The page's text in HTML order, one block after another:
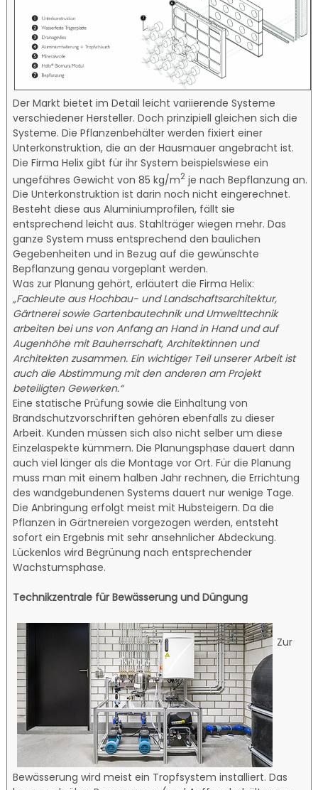
Der Markt bietet im Detail leicht variierende Systeme
verschiedener Hersteller. Doch prinzipiell gleichen sich die
Systeme. Die Pflanzenbehälter werden fixiert einer
Unterkonstruktion, die an der Hausmauer angebracht ist.
Die Firma Helix gibt für ihr System beispielswiese ein
ungefähres Gewicht von 85 kg/m2 je nach Bepflanzung an.
Die Unterkonstruktion ist darin noch nicht eingerechnet.
Besteht diese aus Aluminiumprofilen, fällt sie
entsprechend leicht aus. Stahlträger wiegen mehr. Das
ganze System muss entsprechend den baulichen
Gegebenheiten und in Bezug auf die gewünschte
Bepflanzung genau vorgeplant werden.
Was zur Planung gehört, erläutert die Firma Helix:
„Fachleute aus Hochbau- und Landschaftsarchitektur,
Gärtnerei sowie Gartenbautechnik und Umwelttechnik
arbeiten bei uns von Anfang an Hand in Hand und auf
Augenhöhe mit Bauherrschaft, Architektinnen und
Architekten zusammen. Ein wichtiger Teil unserer Arbeit ist
auch die Abstimmung mit den anderen am Projekt
beteiligten Gewerken.“
Eine statische Prüfung sowie die Einhaltung von
Brandschutzvorschriften gehören ebenfalls zu dieser
Arbeit. Kunden müssen sich also nicht selber um diese
Einzelaspekte kümmern. Die Planungsphase dauert dann
auch viel länger als die Montage vor Ort. Für die Planung
muss man mit einem halben Jahr rechnen, die Errichtung
des wandgebundenen Systems dauert nur wenige Tage.
Die Anbringung erfolgt meist mit Hubsteigern. Da die
Pflanzen in Gärtnereien vorgezogen werden, entsteht
sofort ein Ergebnis mit sehr ansehnlicher Abdeckung.
Lückenlos wird Begrünung nach entsprechender
Wachstumsphase.
Technikzentrale für Bewässerung und Düngung
Zur
Bewässerung wird meist ein Tropfsystem installiert. Das